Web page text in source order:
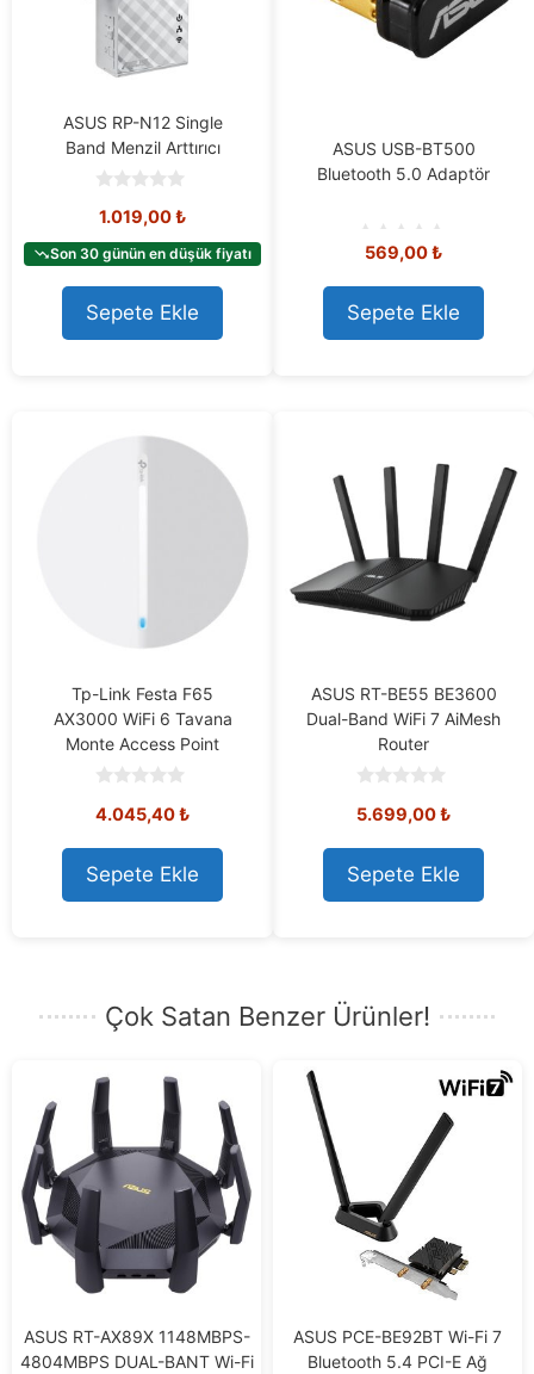
ASUS RP-N12 Single
Band Menzil Arttırıcı
o
t
o
f
5
1.019,00₺
Son 30 günün en düşük fiyatı
Sepete Ekle
ASUS USB-BT500
Bluetooth 5.0 Adaptör
0
u
t
o
f
569,00₺
Sepete Ekle
Tp-Link Festa F65
AX3000 WiFi 6 Tavana
Monte Access Point
o
t
o
f
5
4.045,40₺
Sepete Ekle
ASUS RT-BE55 BE3600
Dual-Band WiFi 7 AiMesh
Router
o
t
o
f
5
5.699,00₺
Sepete Ekle
Çok Satan Benzer Ürünler!
ASUS RT-AX89X 1148MBPS-
4804MBPS DUAL-BANT Wi-Fi
ASUS PCE-BE92BT Wi-Fi 7
Bluetooth 5.4 PCI-E Ağ